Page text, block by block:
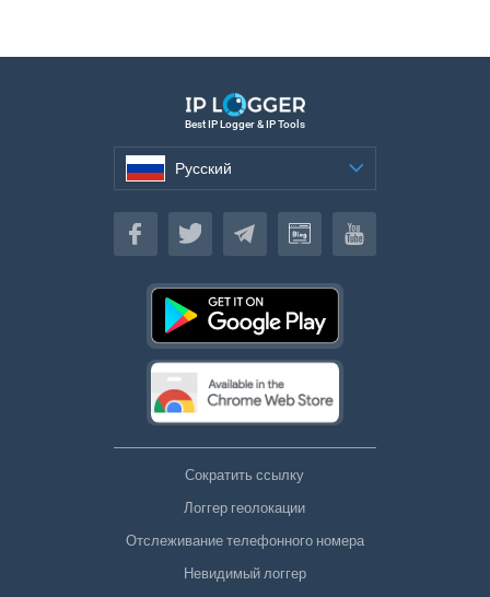
Best IP Logger & IP Tools
Русский
Русский
Сократить ссылку
Логгер геолокации
Отслеживание телефонного номера
Невидимый логгер